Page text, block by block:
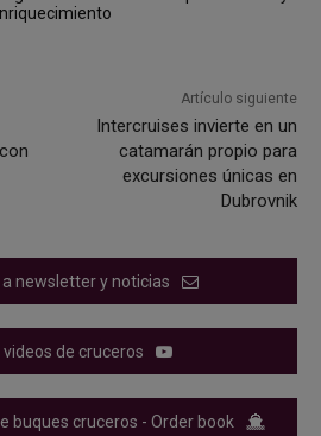
Artículo siguiente
Intercruises invierte en un
catamarán propio para
excursiones únicas en
Dubrovnik
newsletter y noticias
de cruceros
buques cruceros - Order book